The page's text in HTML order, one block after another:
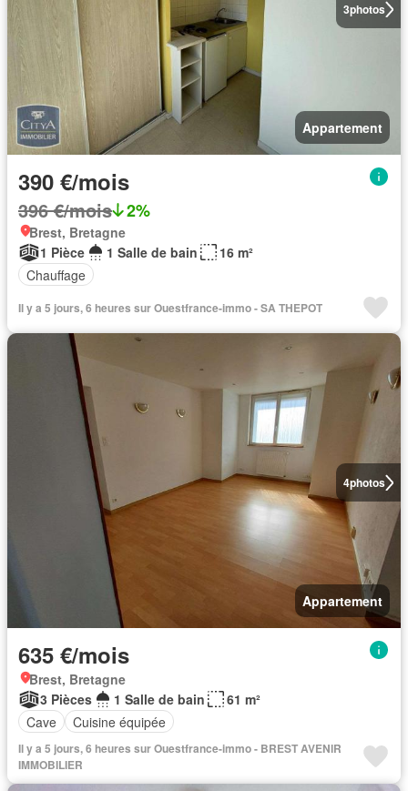
3photos
Appartement
390 €/mois
396 €/mois 2%
Brest, Bretagne
1 Pièce
1 Salle de bain
16 m²
Chauffage
Il y a 5 jours, 6 heures sur Ouestfrance-immo - SA THEPOT
4photos
Appartement
635 €/mois
Brest, Bretagne
3 Pièces
1 Salle de bain
61 m²
Cave
Cuisine équipée
Il y a 5 jours, 6 heures sur Ouestfrance-immo - BREST AVENIR
IMMOBILIER